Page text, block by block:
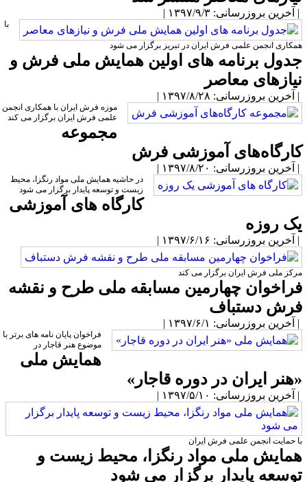
بروزرسانی: ۱۳۹۷/۹/۳ |
انجمن علمی فرش ایران در تبریز برگزار می شود
برنامه های اولین همایش ملی فرش و
معاصر
بروزرسانی: ۱۳۹۷/۸/۲۸ |
موزه فرش ایران با همکاری انجمن
علمی فرش ایران برگزار می کند
مجموعه
آموزشی فرش
بروزرسانی: ۱۳۹۷/۸/۲۰ |
در حاشیه همایش ملی مواد رنگزا، محیط
زیست و توسعه پایدار برگزار می شود
کارگاه های آموزشی
روزه
بروزرسانی: ۱۳۹۷/۶/۱۶ |
ملی فرش ایران برگزار می کند
چهارمین مسابقه ملی طرح و نقشه
دستباف
بروزرسانی: ۱۳۹۷/۶/۱ |
​​فراخوان پایان نامه های برتر با
موضوع هنر قاجار در
همایش ملی
ایران در دوره قاجار»
بروزرسانی: ۱۳۹۷/۵/۱۰ |
حمایت انجمن علمی فرش ایران
ملی مواد رنگزا، محیط زیست و
پایدار برگزار می شود